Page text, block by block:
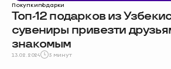
Покупкиподарки
Топ-12 подарков из
сувениры привезти
знакомым
13.02.2024 5 минут